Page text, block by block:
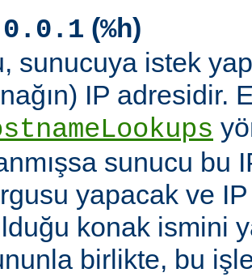
(%h)
sunucuya istek
IP adresidir.
sunucu bu
yapacak ve
konak ismini
birlikte, bu